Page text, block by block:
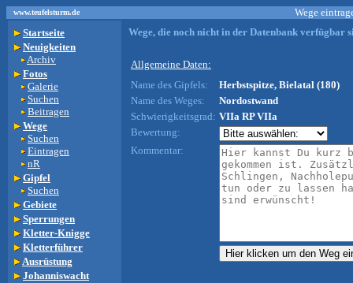
www.teufelsturm.de
Wege
Startseite
Neuigkeiten
Archiv
Fotos
Galerie
Suchen
Beitragen
Wege
Suchen
Eintragen
nR
Gipfel
Suchen
Gebiete
Sperrungen
Kletter-Knigge
Kletterführer
Ausrüstung
Johanniswacht
Wege, die noch nicht in der Datenbank verfügbar
Allgemeine Daten:
Name des Gipfels:
Herbstspitze, Bielatal (180)
Name des Weges:
Nordostwand
Schwierigkeitsgrad: VIIa RP VIIa
Bewertung:
Kommentar: